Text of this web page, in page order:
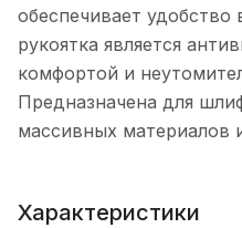
обеспечивает удобство
рукоятка является
комфортой и
Предназначена для
массивных материалов
Характеристики